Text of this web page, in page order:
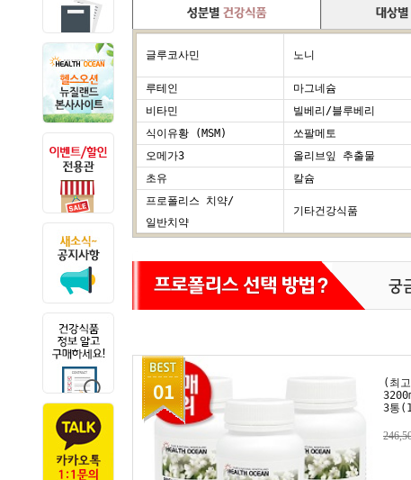
글루코사민 노니
루테인 마그네슘
비타민
빌베리/블루베리
식이유황 (MSM)
쏘팔메토
오메가3
올리브잎 추출물
초유
칼슘
프로폴리스 치약/
일반치약
기타건강식품
01
(최
3통